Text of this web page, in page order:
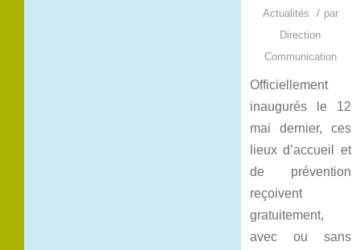
Actualités
/ par
Direction
Communication
Officiellement
inaugurés le 12
mai dernier, ces
lieux d’accueil et
de prévention
reçoivent
gratuitement,
avec ou sans